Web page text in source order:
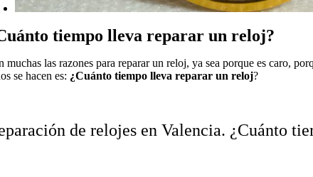
tiempo lleva reparar un reloj?
muchas las razones para reparar un reloj, ya sea porque es caro,
se hacen es: ¿Cuánto tiempo lleva reparar un reloj?
de relojes en Valencia. ¿Cuánto